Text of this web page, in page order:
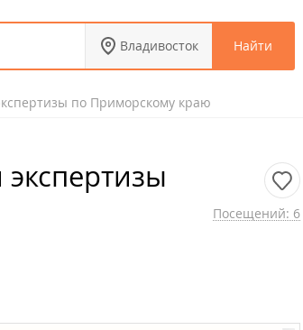
Владивосток Найти
по Приморскому краю
Посещений: 6